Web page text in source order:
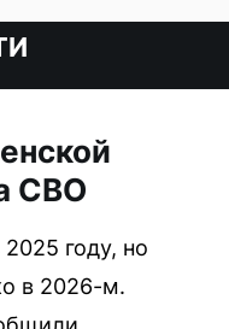
СВО
году, но
в 2026-м.